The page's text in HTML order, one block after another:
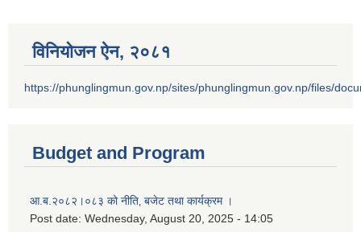
विनियोजन ऐन‚ २०८१
https://phunglingmun.gov.np/sites/phunglingmun.gov.np/files/
Budget and Program
आ.ब.२०८२।०८३ को नीति‚ बजेट तथा कार्यक्रम ।
Post date: Wednesday, August 20, 2025 - 14:05